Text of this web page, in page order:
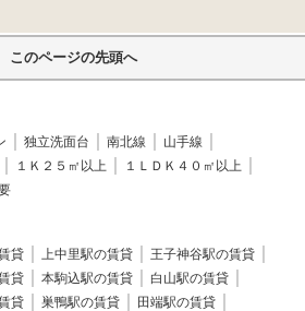
このページの先頭へ
独立洗面台 南北線
山手線
１Ｋ２５㎡以上
１ＬＤＫ４０㎡以上
貸 上中里駅の賃貸
王子神谷駅の賃貸
貸 本駒込駅の賃貸
白山駅の賃貸
貸 巣鴨駅の賃貸
田端駅の賃貸